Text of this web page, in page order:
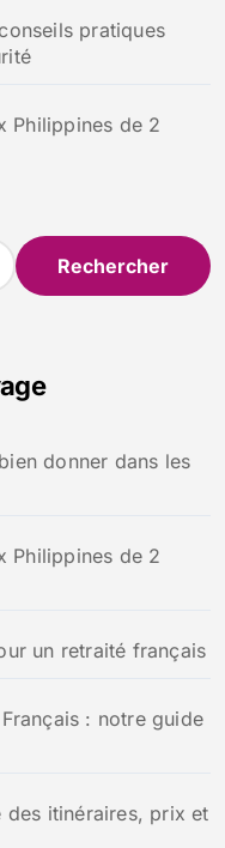
pratiques
Philippines de 2
donner dans les
Philippines de 2
un retraité français
: notre guide
des itinéraires, prix et